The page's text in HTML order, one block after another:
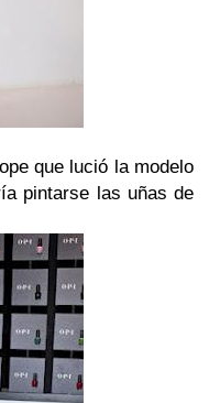
que lució la modelo
pintarse las uñas de